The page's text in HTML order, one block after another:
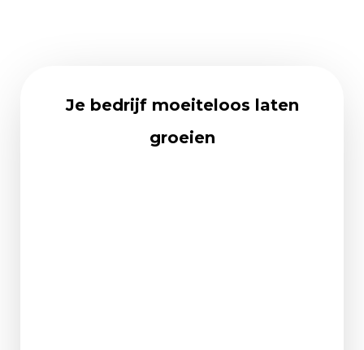
Je bedrijf moeiteloos laten
groeien